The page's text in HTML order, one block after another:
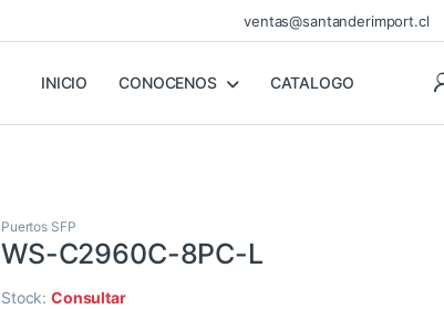
ventas@santanderimport.cl
INICIO CONOCENOS CATALOGO
Puertos SFP
WS-C2960C-8PC-L
Stock:Consultar